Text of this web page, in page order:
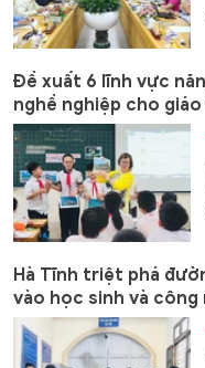
Đề xuất 6 lĩnh vực
nghề nghiệp cho giáo
Hà Tĩnh triệt phá
vào học sinh và công